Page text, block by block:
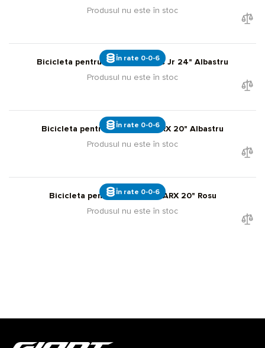
Produsul nu este în stoc
În rate 0-0-6
Bicicleta pentru copii Giant XtC Jr 24" Albastru
Produsul nu este în stoc
În rate 0-0-6
Bicicleta pentru copii Giant ARX 20" Albastru
Produsul nu este în stoc
În rate 0-0-6
Bicicleta pentru copii Giant ARX 20" Rosu
Produsul nu este în stoc